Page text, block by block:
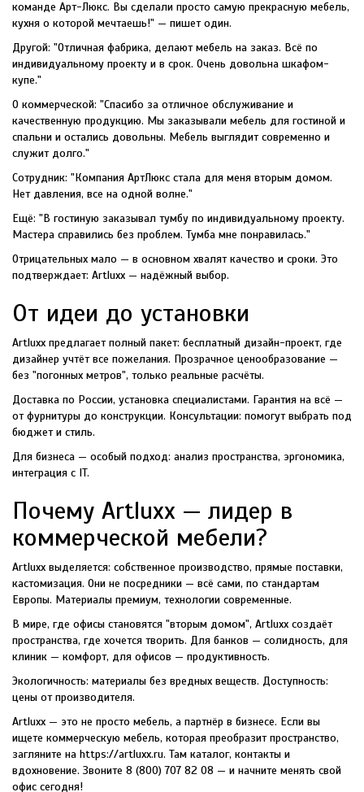
команде Арт-Люкс. Вы сделали просто самую прекрасную мебель,
кухня о которой мечтаешь!" — пишет один.
Другой: "Отличная фабрика, делают мебель на заказ. Всё по
индивидуальному проекту и в срок. Очень довольна шкафом-
купе."
О коммерческой: "Спасибо за отличное обслуживание и
качественную продукцию. Мы заказывали мебель для гостиной и
спальни и остались довольны. Мебель выглядит современно и
служит долго."
Сотрудник: "Компания АртЛюкс стала для меня вторым домом.
Нет давления, все на одной волне."
Ещё: "В гостиную заказывал тумбу по индивидуальному проекту.
Мастера справились без проблем. Тумба мне понравилась."
Отрицательных мало — в основном хвалят качество и сроки. Это
подтверждает: Artluxx — надёжный выбор.
От идеи до установки
Artluxx предлагает полный пакет: бесплатный дизайн-проект, где
дизайнер учтёт все пожелания. Прозрачное ценообразование —
без "погонных метров", только реальные расчёты.
Доставка по России, установка специалистами. Гарантия на всё —
от фурнитуры до конструкции. Консультации: помогут выбрать под
бюджет и стиль.
Для бизнеса — особый подход: анализ пространства, эргономика,
интеграция с IT.
Почему Artluxx — лидер в
коммерческой мебели?
Artluxx выделяется: собственное производство, прямые поставки,
кастомизация. Они не посредники — всё сами, по стандартам
Европы. Материалы премиум, технологии современные.
В мире, где офисы становятся "вторым домом", Artluxx создаёт
пространства, где хочется творить. Для банков — солидность, для
клиник — комфорт, для офисов — продуктивность.
Экологичность: материалы без вредных веществ. Доступность:
цены от производителя.
Artluxx — это не просто мебель, а партнёр в бизнесе. Если вы
ищете коммерческую мебель, которая преобразит пространство,
загляните на https://artluxx.ru. Там каталог, контакты и
вдохновение. Звоните 8 (800) 707 82 08 — и начните менять свой
офис сегодня!